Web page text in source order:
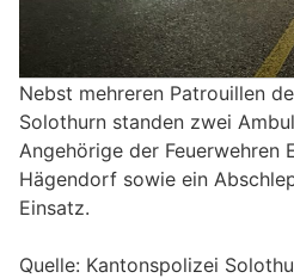
Nebst mehreren Patrouillen
Solothurn standen zwei
Angehörige der Feuerwehren
Hägendorf sowie ein
Einsatz.
Quelle: Kantonspolizei